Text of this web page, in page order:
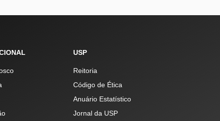
USP
Reitoria
Código de Ética
Anuário Estatístico
Jornal da USP